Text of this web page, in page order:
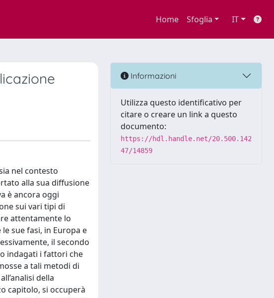
Home Sfoglia IT
nel contesto
alla sua diffusione
è ancora oggi
sui vari tipi di
attentamente lo
sue fasi, in Europa e
il secondo
indagati i fattori che
a tali metodi di
della
capitolo, si occuperà
Informazioni
Utilizza questo identificativo per
citare o creare un link a questo
documento:
https://hdl.handle.net/20.500.142
47/14859